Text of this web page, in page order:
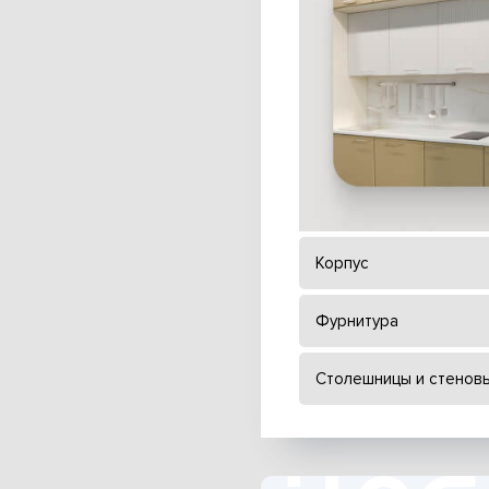
Корпус
Фурнитура
Столешницы и